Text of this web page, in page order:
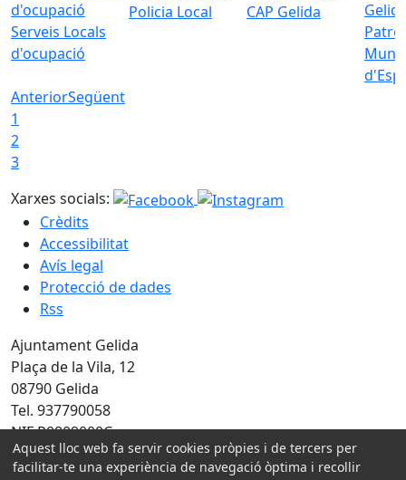
Serveis Locals
d'ocupació
Policia Local
CAP Gelida
AnteriorSegüent
1
2
3
Xarxes socials:
Crèdits
Accessibilitat
Avís legal
Protecció de dades
Rss
Ajuntament Gelida
Plaça de la Vila, 12
08790 Gelida
Tel. 937790058
NIF P0809000C
Amb la col·laboració de:
Aquest lloc web fa servir cookies pròpies i de tercers per
facilitar-te una experiència de navegació òptima i recollir